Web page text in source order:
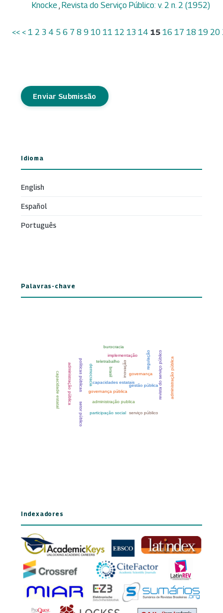
Knocke , Revista do Serviço Público: v. 2 n. 2 (1952)
<< < 1 2 3 4 5 6 7 8 9 10 11 12 13 14 15 16 17 18 19 20
Enviar Submissão
Idioma
English
Español
Português
Palavras-chave
Indexadores